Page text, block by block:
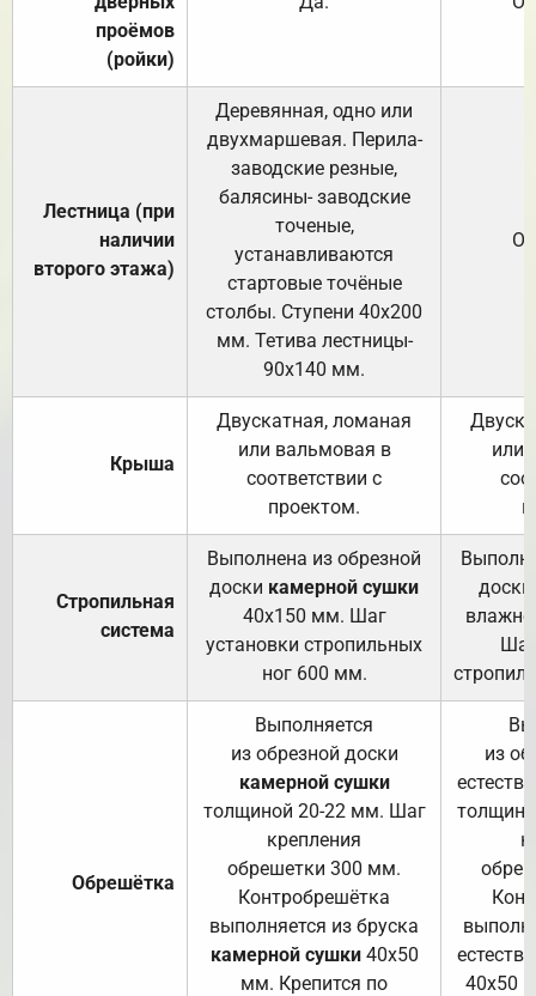
проёмов
(ройки)
Лестница (при
наличии
второго этажа)
Деревянная, одно или
двухмаршевая. Перила-
заводские резные,
балясины- заводские
точеные,
устанавливаются
стартовые точёные
столбы. Ступени 40х200
мм. Тетива лестницы-
90х140 мм.
Крыша
Двускатная, ломаная
или вальмовая в
соответствии с
проектом.
или
Стропильная
система
Выполнена из обрезной
доски камерной сушки
40х150 мм. Шаг
установки стропильных
ног 600 мм.
доски
Обрешётка
Выполняется
из обрезной доски
камерной сушки
толщиной 20-22 мм. Шаг
крепления
обрешетки 300 мм.
Контробрешётка
выполняется из бруска
камерной сушки40х50
мм. Крепится по
из
40х50